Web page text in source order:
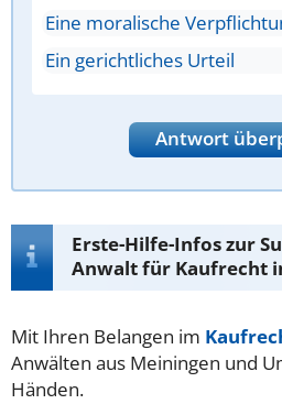
Eine moralische
Ein gerichtliches Urteil
Antwort
Erste-Hilfe-Infos zur
Anwalt für Kaufrecht
Mit Ihren Belangen im
Anwälten aus Meiningen und
Händen.